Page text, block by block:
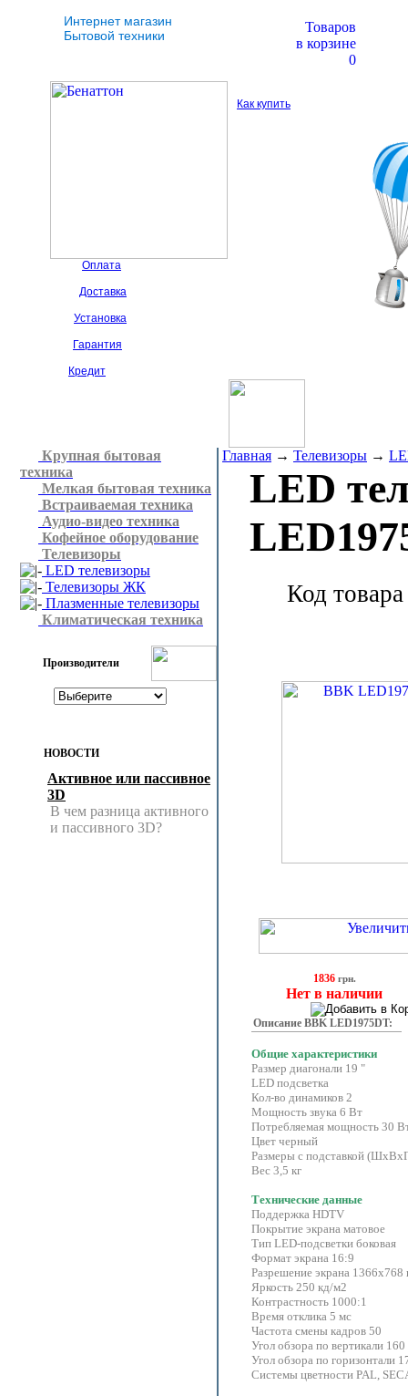
Интернет магазин
Бытовой техники
Товаров
в корзине
0
Как купить
Оплата
Доставка
Установка
Гарантия
Кредит
Крупная бытовая
техника
Мелкая бытовая техника
Встраиваемая техника
Аудио-видео техника
Кофейное оборудование
Телевизоры
LED телевизоры
Телевизоры ЖК
Плазменные телевизоры
Климатическая техника
Производители
НОВОСТИ
Активное или пассивное
3D
В чем разница активного
и пассивного 3D?
Главная → Телевизоры →
LED
Код
1836грн.
Нет в наличии
Описание BBK LED1975DT:
Общие характеристики
Размер диагонали 19 "
LED подсветка
Кол-во динамиков 2
Мощность звука 6 Вт
Потребляемая мощность 30
Цвет черный
Размеры с подставкой
Вес 3,5 кг
Технические данные
Поддержка HDTV
Покрытие экрана матовое
Тип LED-подсветки боковая
Формат экрана 16:9
Разрешение экрана 1366x768
Яркость 250 кд/м2
Контрастность 1000:1
Время отклика 5 мс
Частота смены кадров 50
Угол обзора по вертикали 160
Угол обзора по горизонтали
Системы цветности PAL,